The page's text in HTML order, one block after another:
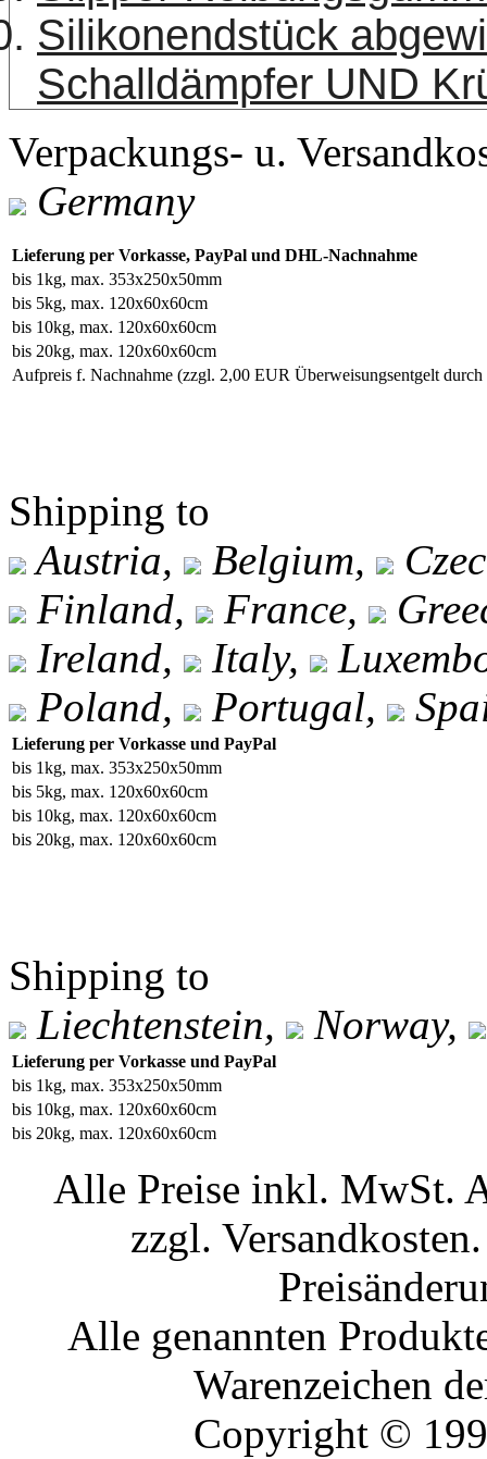
Silikonendstück
Schalldämpfer UND
Verpackungs- u.
Germany
Lieferung per Vorkasse, PayPal und DHL-Nachnahme
bis 1kg, max. 353x250x50mm
bis 5kg, max. 120x60x60cm
bis 10kg, max. 120x60x60cm
bis 20kg, max. 120x60x60cm
Aufpreis f. Nachnahme (zzgl. 2,00 EUR Überweisungsentgelt
Shipping to
Austria,
Belgium,
Finland,
France,
Ireland,
Italy,
Poland,
Portugal,
Lieferung per Vorkasse und PayPal
bis 1kg, max. 353x250x50mm
bis 5kg, max. 120x60x60cm
bis 10kg, max. 120x60x60cm
bis 20kg, max. 120x60x60cm
Shipping to
Liechtenstein,
Norway,
Lieferung per Vorkasse und PayPal
bis 1kg, max. 353x250x50mm
bis 10kg, max. 120x60x60cm
bis 20kg, max. 120x60x60cm
Alle Preise inkl. MwSt.
zzgl.
Alle genannten
Warenzeichen
Copyright ©